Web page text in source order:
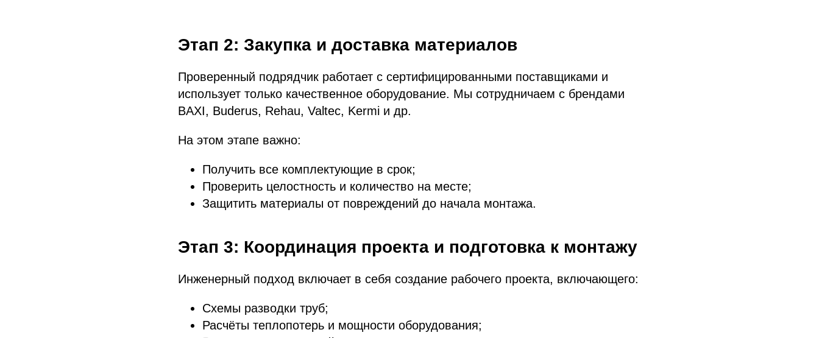
Этап 2: Закупка и доставка материалов
Проверенный подрядчик работает с сертифицированными поставщиками и
использует только качественное оборудование. Мы сотрудничаем с брендами
BAXI, Buderus, Rehau, Valtec, Kermi и др.
На этом этапе важно:
Получить все комплектующие в срок;
Проверить целостность и количество на месте;
Защитить материалы от повреждений до начала монтажа.
Этап 3: Координация проекта и подготовка к монтажу
Инженерный подход включает в себя создание рабочего проекта, включающего:
Схемы разводки труб;
Расчёты теплопотерь и мощности оборудования;